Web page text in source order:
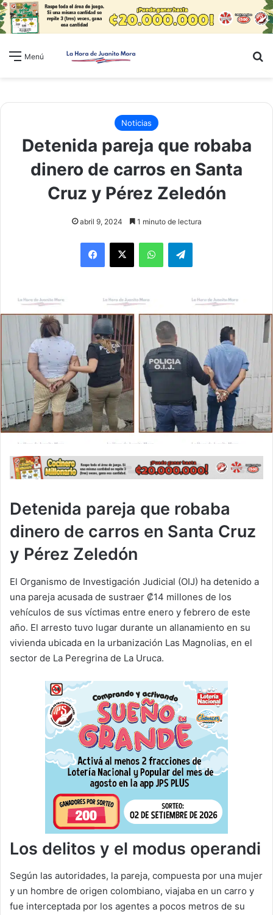
Menú
Noticias
Detenida pareja que robaba
dinero de carros en Santa
Cruz y Pérez Zeledón
abril 9, 2024 1 minuto de lectura
WhatsAppTelegram
Detenida pareja que robaba
dinero de carros en Santa Cruz
y Pérez Zeledón
El Organismo de Investigación Judicial (OIJ) ha detenido a
una pareja acusada de sustraer ₡14 millones de los
vehículos de sus víctimas entre enero y febrero de este
año. El arresto tuvo lugar durante un allanamiento en su
vivienda ubicada en la urbanización Las Magnolias, en el
sector de La Peregrina de La Uruca.
Los delitos y el modus operandi
Según las autoridades, la pareja, compuesta por una mujer
y un hombre de origen colombiano, viajaba en un carro y
fue interceptada por los agentes a pocos metros de su